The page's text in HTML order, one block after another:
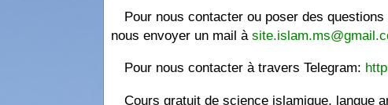
Pour nous contacter ou poser des
nous envoyer un mail à
Pour nous contacter à travers Telegram:
Cours gratuit de science islamique, langue